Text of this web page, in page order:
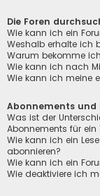
Die Foren
Wie kann ich ein
Weshalb erhalte ich
Warum bekomme
Wie kann ich nach
Wie kann ich meine
Abonnements und
Was ist der
Abonnements für ein
Wie kann ich ein
abonnieren?
Wie kann ich ein
Wie deaktiviere ich